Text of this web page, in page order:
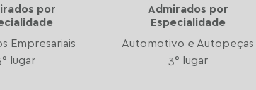
por
Empresariais
lugar
Admirados por
Especialidade
Automotivo e Autopeças
3° lugar